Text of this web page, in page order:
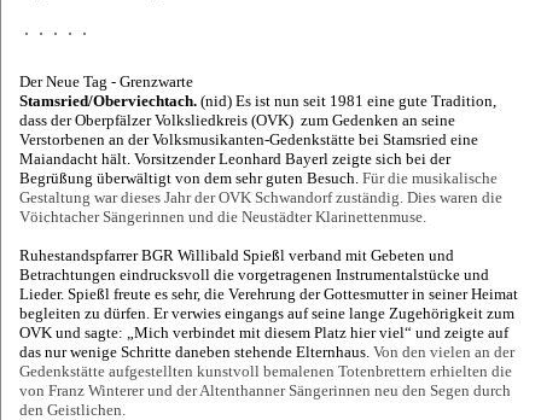
Der Neue Tag - Grenzwarte
Stamsried/Oberviechtach. (nid) Es ist nun seit 1981 eine gute Tradition,
dass der Oberpfälzer Volksliedkreis (OVK) zum Gedenken an seine
Verstorbenen an der Volksmusikanten-Gedenkstätte bei Stamsried eine
Maiandacht hält. Vorsitzender Leonhard Bayerl zeigte sich bei der
Begrüßung überwältigt von dem sehr guten Besuch. Für die musikalische
Gestaltung war dieses Jahr der OVK Schwandorf zuständig. Dies waren die
Vöichtacher Sängerinnen und die Neustädter Klarinettenmuse.
Ruhestandspfarrer BGR Willibald Spießl verband mit Gebeten und
Betrachtungen eindrucksvoll die vorgetragenen Instrumentalstücke und
Lieder. Spießl freute es sehr, die Verehrung der Gottesmutter in seiner Heimat
begleiten zu dürfen. Er verwies eingangs auf seine lange Zugehörigkeit zum
OVK und sagte: „Mich verbindet mit diesem Platz hier viel“ und zeigte auf
das nur wenige Schritte daneben stehende Elternhaus. Von den vielen an der
Gedenkstätte aufgestellten kunstvoll bemalenen Totenbrettern erhielten die
von Franz Winterer und der Altenthanner Sängerinnen neu den Segen durch
den Geistlichen.